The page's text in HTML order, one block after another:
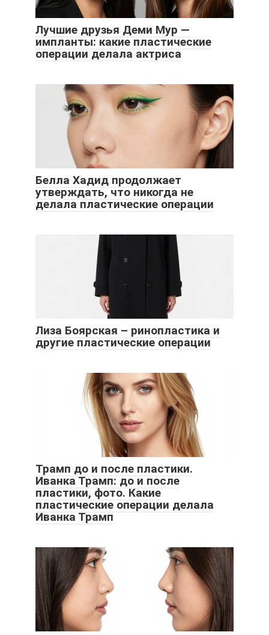
Лучшие друзья Деми Мур —
импланты: какие пластические
операции делала актриса
Белла Хадид продолжает
утверждать, что никогда не
делала пластические операции
Лиза Боярская – ринопластика и
другие пластические операции
Трамп до и после пластики.
Иванка Трамп: до и после
пластики, фото. Какие
пластические операции делала
Иванка Трамп